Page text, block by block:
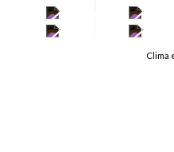
-
-
-
-
Clima